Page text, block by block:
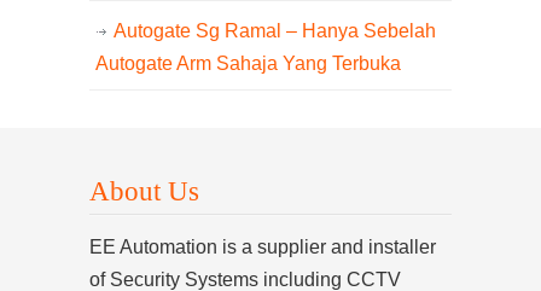
Autogate Sg Ramal – Hanya Sebelah
Autogate Arm Sahaja Yang Terbuka
About Us
EE Automation is a supplier and installer
of Security Systems including CCTV